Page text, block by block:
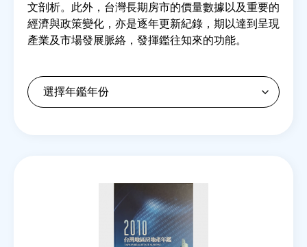
房地產年鑑
電子報
文剖析。此外，台灣長期房市的價量數據以及重要的
經濟與政策變化，亦是逐年更新紀錄，期以達到呈現
產業及市場發展脈絡，發揮鑑往知來的功能。